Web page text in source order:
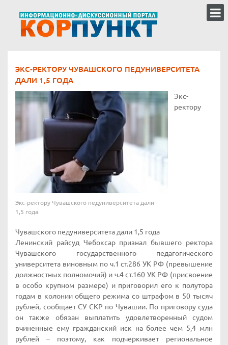
ЭКС-РЕКТОРУ ЧУВАШСКОГО ПЕДУНИВЕРСИТЕТА
ДАЛИ 1,5 ГОДА
Экс-ректору Чувашского педуниверситета дали
1,5 года
Экс-
ректору
Чувашского педуниверситета дали 1,5 года
Ленинский райсуд Чебоксар признал бывшего ректора
Чувашского государственного педагогического
университета виновным по ч.1 ст.286 УК РФ (превышение
должностных полномочий) и ч.4 ст.160 УК РФ (присвоение
в особо крупном размере) и приговорил его к полутора
годам в колонии общего режима со штрафом в 50 тысяч
рублей, сообщает СУ СКР по Чувашии. По приговору суда
он также обязан выплатить удовлетворенный судом
вчиненные ему гражданский иск на более чем 5,4 млн
рублей – поэтому, как подчеркивает региональное